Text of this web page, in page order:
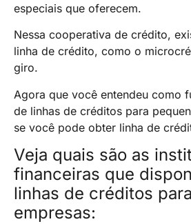
especiais que oferecem.
Nessa cooperativa de crédito,
linha de crédito, como o
giro.
Agora que você entendeu como
de linhas de créditos para
se você pode obter linha de
Veja quais são as
financeiras que
linhas de créditos
empresas: